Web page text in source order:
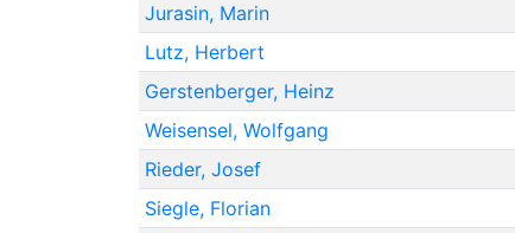
Jurasin, Marin
Lutz, Herbert
Gerstenberger, Heinz
Weisensel, Wolfgang
Rieder, Josef
Siegle, Florian